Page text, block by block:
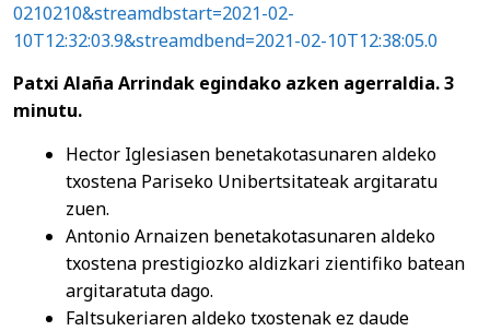
0210210&streamdbstart=2021-02-
10T12:32:03.9&streamdbend=2021-02-10T12:38:05.0
Patxi Alaña Arrindak egindako azken agerraldia. 3
minutu.
Hector Iglesiasen benetakotasunaren aldeko
txostena Pariseko Unibertsitateak argitaratu
zuen.
Antonio Arnaizen benetakotasunaren aldeko
txostena prestigiozko aldizkari zientifiko batean
argitaratuta dago.
Faltsukeriaren aldeko txostenak ez daude